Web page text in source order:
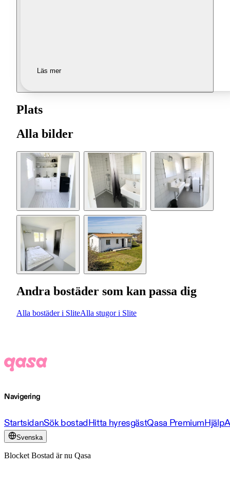
Läs mer
Plats
Alla bilder
Andra bostäder som kan passa dig
Alla bostäder i SliteAlla stugor i Slite
Navigering
StartsidanSök bostadHitta hyresgästQasa PremiumHjälp
Svenska
Blocket Bostad är nu Qasa